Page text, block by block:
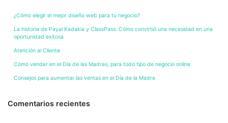
¿Cómo elegir el mejor diseño web para tu negocio?
La historia de Payal Kadakia y ClassPass: Cómo convirtió una necesidad en una
oportunidad exitosa
Atención al Cliente
Cómo vender en el Día de las Madres, para todo tipo de negocio online
Consejos para aumentar las ventas en el Día de la Madre
Comentarios recientes